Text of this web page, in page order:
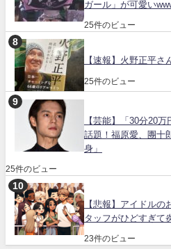
ガール」が可愛い
25件のビュー
【速報】火野正平さ
25件のビュー
【芸能】「30分20
話題！福原愛、團十
身」
25件のビュー
【悲報】アイドルの
タッフがひどすぎて
23件のビュー